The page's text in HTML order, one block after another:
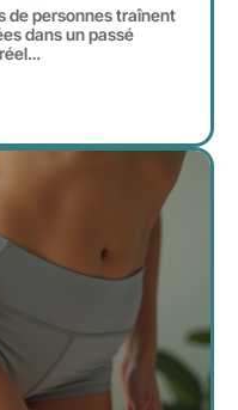
de personnes traînent
dans un passé
…